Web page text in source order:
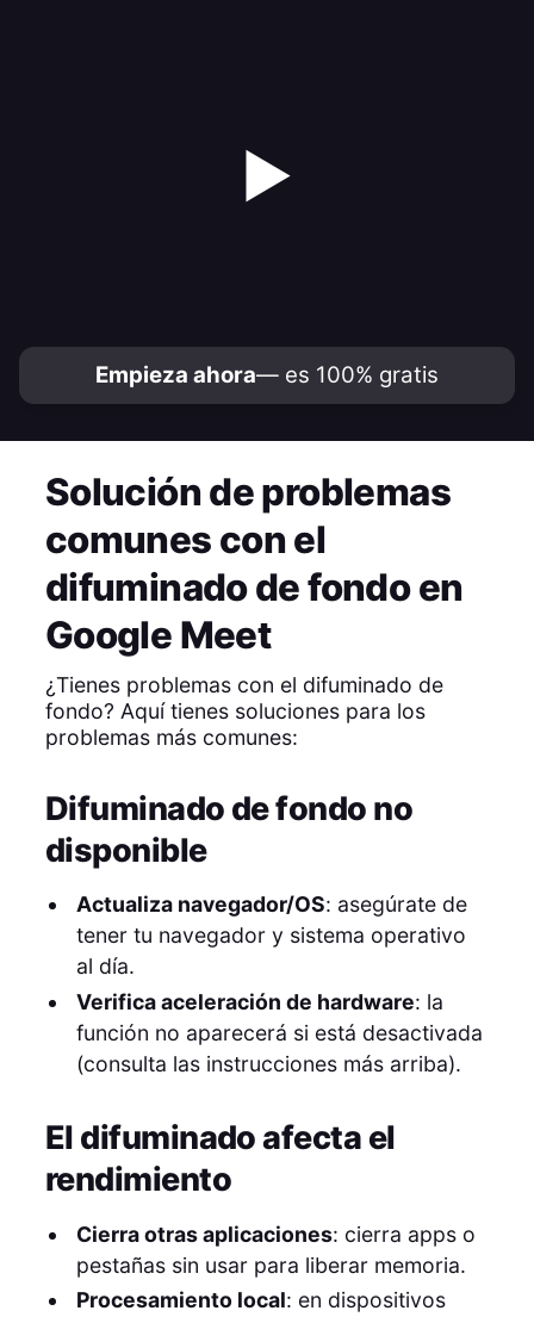
▶
Empieza ahora— es 100% gratis
Solución de problemas
comunes con el
difuminado de fondo en
Google Meet
¿Tienes problemas con el difuminado de
fondo? Aquí tienes soluciones para los
problemas más comunes:
Difuminado de fondo no
disponible
Actualiza navegador/OS: asegúrate de
tener tu navegador y sistema operativo
al día.
Verifica aceleración de hardware: la
función no aparecerá si está desactivada
(consulta las instrucciones más arriba).
El difuminado afecta el
rendimiento
Cierra otras aplicaciones: cierra apps o
pestañas sin usar para liberar memoria.
Procesamiento local: en dispositivos